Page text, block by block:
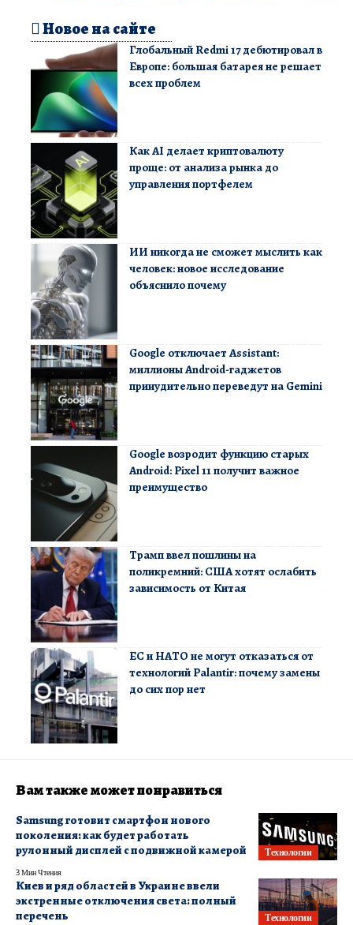
Новое на сайте
Глобальный Redmi 17 дебютировал в
Европе: большая батарея не решает
всех проблем
Как AI делает криптовалюту
проще: от анализа рынка до
управления портфелем
ИИ никогда не сможет мыслить как
человек: новое исследование
объяснило почему
Google отключает Assistant:
миллионы Android-гаджетов
принудительно переведут на Gemini
Google возродит функцию старых
Android: Pixel 11 получит важное
преимущество
Трамп ввел пошлины на
поликремний: США хотят ослабить
зависимость от Китая
ЕС и НАТО не могут отказаться от
технологий Palantir: почему замены
до сих пор нет
Вам также может понравиться
Технологии
Samsung готовит смартфон нового
поколения: как будет работать
рулонный дисплей с подвижной камерой
3 Мин Чтения
Технологии
Киев и ряд областей в Украине ввели
экстренные отключения света: полный
перечень